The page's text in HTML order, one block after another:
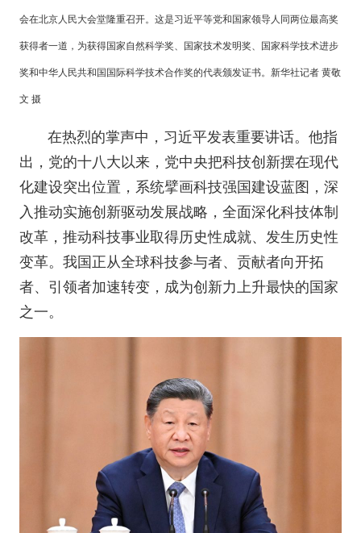
会在北京人民大会堂隆重召开。这是习近平等党和国家领导人同两位最高奖
获得者一道，为获得国家自然科学奖、国家技术发明奖、国家科学技术进步
奖和中华人民共和国国际科学技术合作奖的代表颁发证书。新华社记者 黄敬
文 摄
在热烈的掌声中，习近平发表重要讲话。他指
出，党的十八大以来，党中央把科技创新摆在现代
化建设突出位置，系统擘画科技强国建设蓝图，深
入推动实施创新驱动发展战略，全面深化科技体制
改革，推动科技事业取得历史性成就、发生历史性
变革。我国正从全球科技参与者、贡献者向开拓
者、引领者加速转变，成为创新力上升最快的国家
之一。